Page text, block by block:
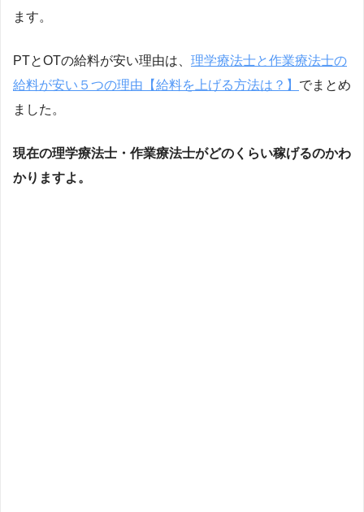
ます。
PTとOTの給料が安い理由は、 理学療法士と作業療法士の
給料が安い５つの理由【給料を上げる方法は？】 でまとめ
ました。
現在の理学療法士・作業療法士がどのくらい稼げるのかわ
かりますよ。